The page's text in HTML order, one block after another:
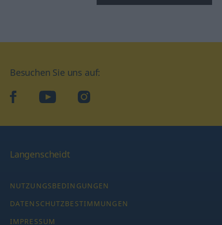
Besuchen Sie uns auf:
facebookYouTube Instagram
Langenscheidt
NUTZUNGSBEDINGUNGEN
DATENSCHUTZBESTIMMUNGEN
IMPRESSUM